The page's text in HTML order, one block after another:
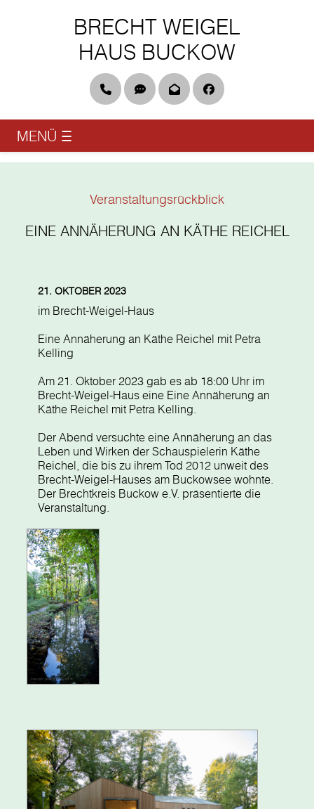
BRECHT WEIGEL
HAUS BUCKOW
Telefon DGS & Leichte Sprache
Newsletter
MENÜ ☰
Veranstaltungsrückblick
EINE ANNÄHERUNG AN KÄTHE REICHEL
21. OKTOBER 2023
im Brecht-Weigel-Haus
Eine Annäherung an Käthe Reichel mit Petra
Kelling
Am 21. Oktober 2023 gab es ab 18:00 Uhr im
Brecht-Weigel-Haus eine Eine Annäherung an
Käthe Reichel mit Petra Kelling.
Der Abend versuchte eine Annäherung an das
Leben und Wirken der Schauspielerin Käthe
Reichel, die bis zu ihrem Tod 2012 unweit des
Brecht-Weigel-Hauses am Buckowsee wohnte.
Der Brechtkreis Buckow e.V. präsentierte die
Veranstaltung.